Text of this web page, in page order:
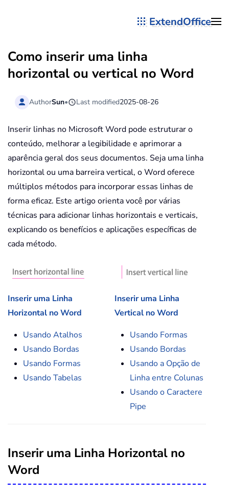
ExtendOffice
Como inserir uma linha
horizontal ou vertical no Word
AuthorSun• Last modified2025-08-26
Inserir linhas no Microsoft Word pode estruturar o
conteúdo, melhorar a legibilidade e aprimorar a
aparência geral dos seus documentos. Seja uma linha
horizontal ou uma barreira vertical, o Word oferece
múltiplos métodos para incorporar essas linhas de
forma eficaz. Este artigo orienta você por várias
técnicas para adicionar linhas horizontais e verticais,
explicando os benefícios e aplicações específicas de
cada método.
Inserir uma Linha
Horizontal no Word
Usando Atalhos
Usando Bordas
Usando Formas
Usando Tabelas
Inserir uma Linha
Vertical no Word
Usando Formas
Usando Bordas
Usando a Opção de
Linha entre Colunas
Usando o Caractere
Pipe
Inserir uma Linha Horizontal no
Word